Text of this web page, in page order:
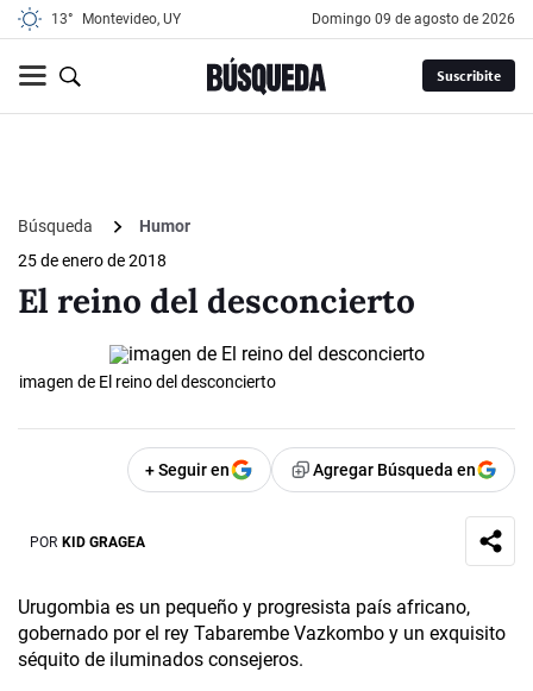
13° Montevideo, UY domingo 09 de agosto de 2026
Suscribite
Búsqueda
Humor
25 de enero de 2018
El reino del desconcierto
imagen de El reino del desconcierto
+ Seguir en Agregar Búsqueda en
POR KID GRAGEA
Urugombia es un pequeño y progresista país africano,
gobernado por el rey Tabarembe Vazkombo y un exquisito
séquito de iluminados consejeros.